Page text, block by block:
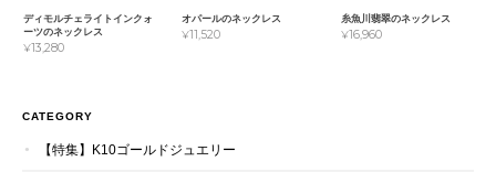
ディモルチェライトインクォ
ーツのネックレス
¥13,280
オパールのネックレス
¥11,520
糸魚川翡翠のネックレス
¥16,960
CATEGORY
【特集】K10ゴールドジュエリー